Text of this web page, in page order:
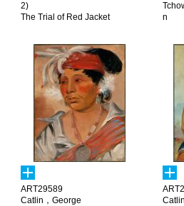
2)
The Trial of Red Jacket
n
ART29589
Catlin，George